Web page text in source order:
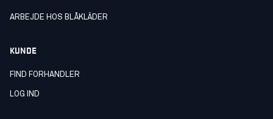
ARBEJDE HOS BLÅKLÄDER
KUNDE
FIND FORHANDLER
LOG IND